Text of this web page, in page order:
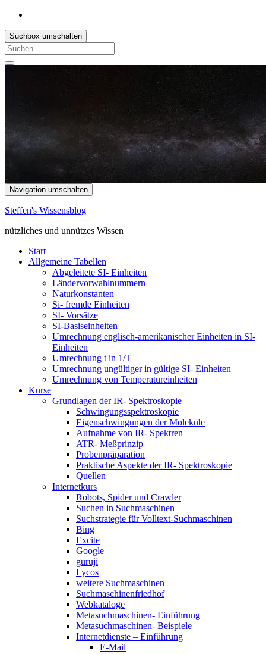
Suchbox umschalten
Search
for:
Navigation umschalten
Steffen's Wissensblog
nützliches und unnützes Wissen
Start
Allgemeine Tabellen
Abgeleitete SI- Einheiten
Ländervorwahlnummern
Naturkonstanten
Si- fremde Einheiten
SI- Vorsätze
SI-Basiseinheiten
Umrechnung englisch-amerikanischer Einheiten in SI-
Einheiten
Umrechnung t in 1/T
Umrechnung ungültiger in gültige SI- Einheiten
Umrechnung von Temperatureinheiten
Kurse
Grundlagen der IR- Spektroskopie
Schwingungsspektroskopie
Eigenschwingungen der Moleküle
Aufnahme von IR- Spektren
ATR- Meßprinzip
Probenpräparation
Praktische Aspekte der IR- Spektroskopie
Quellen
Internetkurs
Robots, Spider und Crawler
Suchen in Suchmaschinen
Suchstrategie für Volltext-Suchmaschinen
Bing
Excite
Google
guruji
Lycos
weitere Suchmaschinen
Suchmaschinenfriedhof
Webkataloge
Metasuchmaschinen- Einführung
Metasuchmaschinen- Beispiele
Internetdienste – Einführung
E-Mail